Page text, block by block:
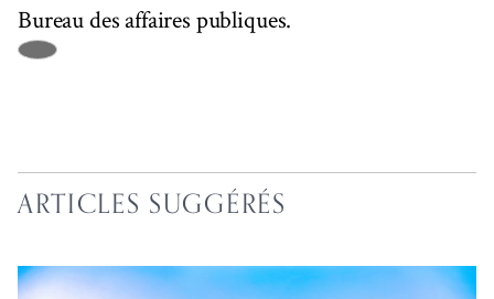
Bureau des affaires publiques.
ARTICLES SUGGÉRÉS